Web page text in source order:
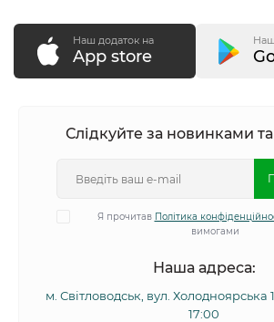
Наш додаток на
App store
Слідкуйте за новинками
Я прочитав Політика
вимогами
Наша адреса:
м. Світловодськ, вул.
17:00